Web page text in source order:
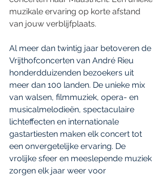
muzikale ervaring op korte afstand
van jouw verblijfplaats.
Al meer dan twintig jaar betoveren de
Vrijthofconcerten van André Rieu
honderdduizenden bezoekers uit
meer dan 100 landen. De unieke mix
van walsen, filmmuziek, opera- en
musicalmelodieën, spectaculaire
lichteffecten en internationale
gastartiesten maken elk concert tot
een onvergetelijke ervaring. De
vrolijke sfeer en meeslepende muziek
zorgen elk jaar weer voor